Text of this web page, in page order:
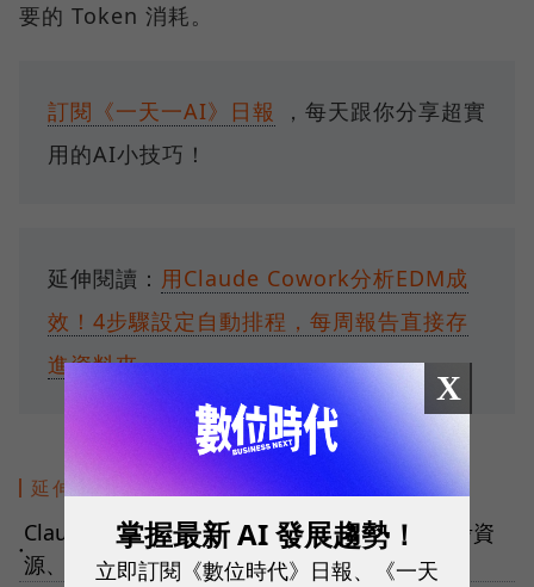
要的 Token 消耗。
訂閱《一天一AI》日報
，每天跟你分享超實
用的AI小技巧！
延伸閱讀： 用Claude Cowork分析EDM成
效！4步驟設定自動排程，每周報告直接存
進資料夾
延伸閱讀
●
Claude認證架構師CCA-F是什麼？怎麼考？備考資
源、測試領域、場景一次看
X
掌握最新 AI 發展趨勢！
立即訂閱《數位時代》日報、《一天